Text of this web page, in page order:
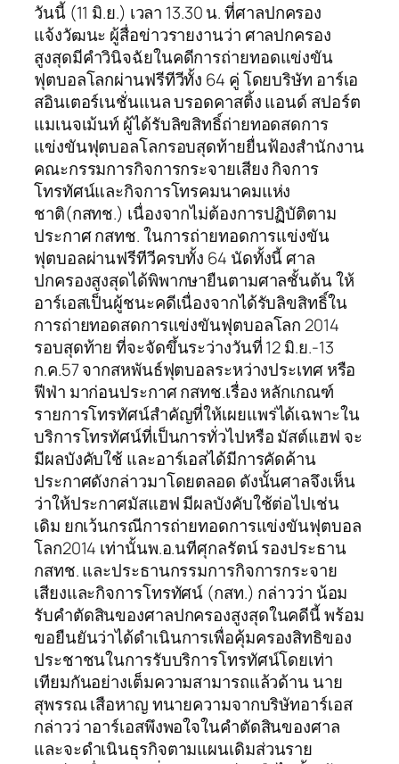
วันนี้ (11 มิ.ย.) เวลา 13.30 น. ที่ศาลปกครอง
แจ้งวัฒนะ ผู้สื่อข่าวรายงานว่า ศาลปกครอง
สูงสุดมีคำวินิจฉัยในคดีการถ่ายทอดแข่งขัน
ฟุตบอลโลกผ่านฟรีทีวีทั้ง 64 คู่ โดยบริษัท อาร์เอ
สอินเตอร์เนชั่นแนล บรอดคาสติ้ง แอนด์ สปอร์ต
แมเนจเม้นท์ ผู้ได้รับลิขสิทธิ์ถ่ายทอดสดการ
แข่งขันฟุตบอลโลกรอบสุดท้ายยื่นฟ้องสำนักงาน
คณะกรรมการกิจการกระจายเสียง กิจการ
โทรทัศน์และกิจการโทรคมนาคมแห่ง
ชาติ(กสทช.) เนื่องจากไม่ต้องการปฏิบัติตาม
ประกาศ กสทช. ในการถ่ายทอดการแข่งขัน
ฟุตบอลผ่านฟรีทีวีครบทั้ง 64 นัดทั้งนี้ ศาล
ปกครองสูงสุดได้พิพากษายืนตามศาลชั้นต้น ให้
อาร์เอสเป็นผู้ชนะคดีเนื่องจากได้รับลิขสิทธิ์ใน
การถ่ายทอดสดการแข่งขันฟุตบอลโลก 2014
รอบสุดท้าย ที่จะจัดขึ้นระว่างวันที่ 12 มิ.ย.-13
ก.ค.57 จากสหพันธ์ฟุตบอลระหว่างประเทศ หรือ
ฟีฟ่า มาก่อนประกาศ กสทช.เรื่อง หลักเกณฑ์
รายการโทรทัศน์สำคัญที่ให้เผยแพร่ได้เฉพาะใน
บริการโทรทัศน์ที่เป็นการทั่วไปหรือ มัสต์แฮฟ จะ
มีผลบังคับใช้ และอาร์เอสได้มีการคัดค้าน
ประกาศดังกล่าวมาโดยตลอด ดังนั้นศาลจึงเห็น
ว่าให้ประกาศมัสแฮฟ มีผลบังคับใช้ต่อไปเช่น
เดิม ยกเว้นกรณีการถ่ายทอดการแข่งขันฟุตบอล
โลก2014 เท่านั้นพ.อ.นทีศุกลรัตน์ รองประธาน
กสทช. และประธานกรรมการกิจการกระจาย
เสียงและกิจการโทรทัศน์ (กสท.) กล่าวว่า น้อม
รับคำตัดสินของศาลปกครองสูงสุดในคดีนี้ พร้อม
ขอยืนยันว่าได้ดำเนินการเพื่อคุ้มครองสิทธิของ
ประชาชนในการรับบริการโทรทัศน์โดยเท่า
เทียมกันอย่างเต็มความสามารถแล้วด้าน นาย
สุพรรณ เสือหาญ ทนายความจากบริษัทอาร์เอส
กล่าวว่ าอาร์เอสพึงพอใจในคำตัดสินของศาล
และจะดำเนินธุรกิจตามแผนเดิมส่วนราย